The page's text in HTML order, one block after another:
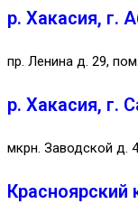
р. Хакасия, г.
пр. Ленина д. 29,
р. Хакасия, г.
мкрн. Заводской д.
Красноярский